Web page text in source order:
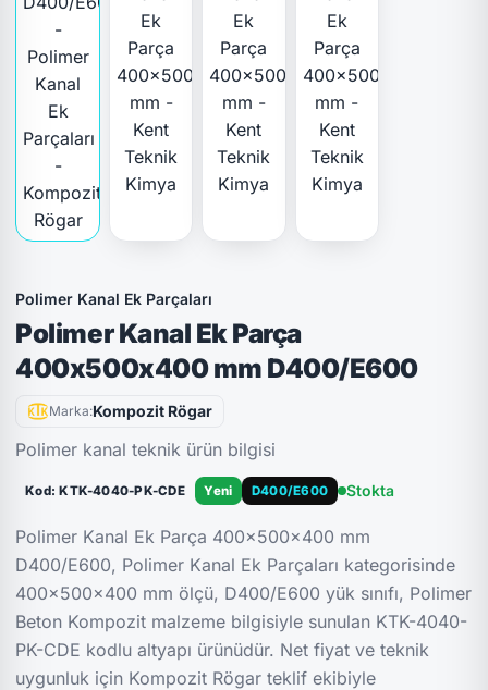
Polimer Kanal Ek Parçaları
Polimer Kanal Ek Parça
400x500x400 mm D400/E600
Marka:Kompozit Rögar
Polimer kanal teknik ürün bilgisi
Kod: KTK-4040-PK-CDE Yeni D400/E600 Stokta
Polimer Kanal Ek Parça 400x500x400 mm
D400/E600, Polimer Kanal Ek Parçaları kategorisinde
400x500x400 mm ölçü, D400/E600 yük sınıfı, Polimer
Beton Kompozit malzeme bilgisiyle sunulan KTK-4040-
PK-CDE kodlu altyapı ürünüdür. Net fiyat ve teknik
uygunluk için Kompozit Rögar teklif ekibiyle